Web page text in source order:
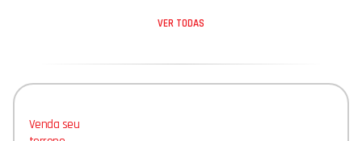
VER TODAS
Venda seu